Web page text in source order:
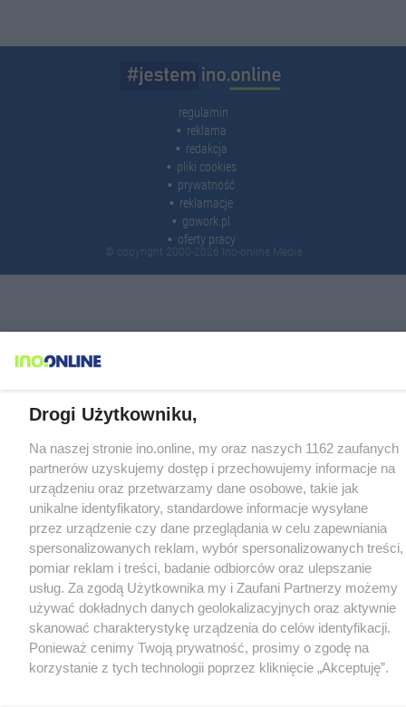
regulamin
reklama
redakcja
pliki cookies
prywatność
reklamacje
gowork.pl
oferty pracy
© copyright 2000-2026 Ino-online Media
Drogi Użytkowniku,
Na naszej stronie ino.online, my oraz naszych 1162 zaufanych
partnerów uzyskujemy dostęp i przechowujemy informacje na
urządzeniu oraz przetwarzamy dane osobowe, takie jak
unikalne identyfikatory, standardowe informacje wysyłane
przez urządzenie czy dane przeglądania w celu zapewniania
spersonalizowanych reklam, wybór spersonalizowanych treści,
pomiar reklam i treści, badanie odbiorców oraz ulepszanie
usług. Za zgodą Użytkownika my i Zaufani Partnerzy możemy
używać dokładnych danych geolokalizacyjnych oraz aktywnie
skanować charakterystykę urządzenia do celów identyfikacji.
Ponieważ cenimy Twoją prywatność, prosimy o zgodę na
korzystanie z tych technologii poprzez kliknięcie „Akceptuję”.